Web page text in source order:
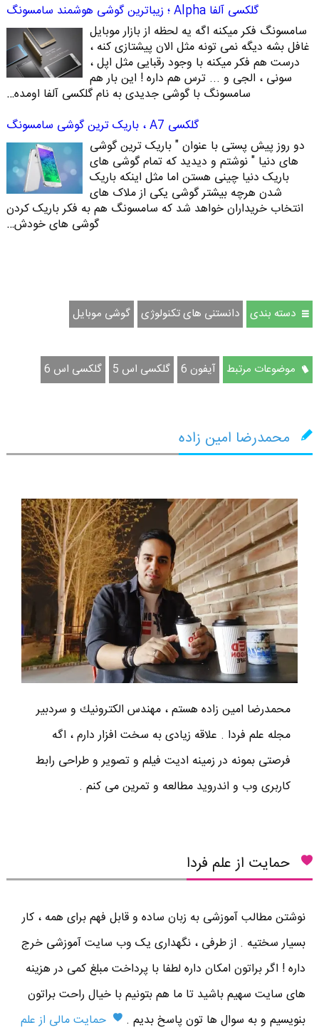
گلکسی آلفا Alpha ؛ زیباترین گوشی هوشمند سامسونگ
سامسونگ فکر میکنه اگه یه لحظه از بازار موبایل
غافل بشه دیگه نمی تونه مثل الان پیشتازی کنه ،
درست هم فکر میکنه با وجود رقبایی مثل اپل ،
سونی ، الجی و ... ترس هم داره ! این بار هم
سامسونگ با گوشی جدیدی به نام گلکسی آلفا اومده…
گلکسی A7 ، باریک ترین گوشی سامسونگ
دو روز پیش پستی با عنوان " باریک ترین گوشی
های دنیا " نوشتم و دیدید که تمام گوشی های
باریک دنیا چینی هستن اما مثل اینکه باریک
شدن هرچه بیشتر گوشی یکی از ملاک های
انتخاب خریداران خواهد شد که سامسونگ هم به فکر باریک کردن
گوشی های خودش…
دسته بندی دانستنی های تکنولوژی گوشی موبایل
موضوعات مرتبط آیفون 6 گلکسی اس 5 گلکسی اس 6
محمدرضا امین زاده
محمدرضا امين زاده هستم ، مهندس الكترونيك و سردبير
مجله علم فردا . علاقه زیادی به سخت افزار دارم ، اگه
فرصتی بمونه در زمینه ادیت فیلم و تصویر و طراحی رابط
کاربری وب و اندروید مطالعه و تمرین می کنم .
حمایت از علم فردا
نوشتن مطالب آموزشی به زبان ساده و قابل فهم برای همه ، کار
بسیار سختیه . از طرفی ، نگهداری یک وب سایت آموزشی خرج
داره ! اگر براتون امکان داره لطفا با پرداخت مبلغ کمی در هزینه
های سایت سهیم باشید تا ما هم بتونیم با خیال راحت براتون
بنویسیم و به سوال ها تون پاسخ بدیم .
حمایت مالی از علم